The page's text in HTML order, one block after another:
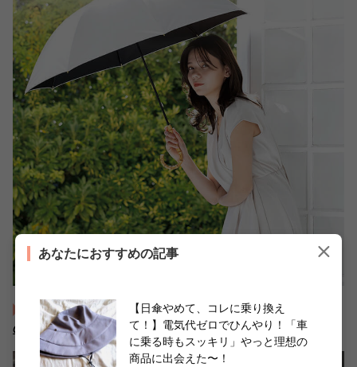
絶望…「ズボンの中、蒸れ蒸れ」を神回避【しまむら】「雨
の日も晴れの日も大活躍」最新6選
あなたにおすすめの記事
【日傘やめて、コレに乗り換え
て！】電気代ゼロでひんやり！「車
に乗る時もスッキリ」やっと理想の
商品に出会えた〜！